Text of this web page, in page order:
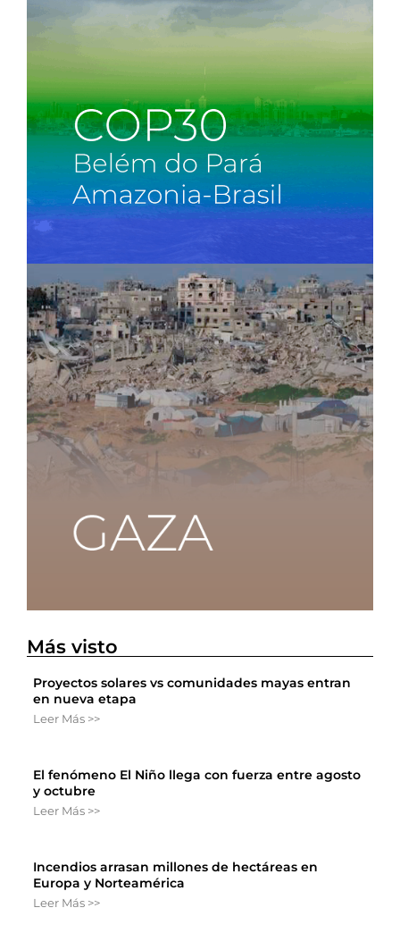
Más visto
Proyectos solares vs comunidades mayas entran
en nueva etapa
Leer Más >>
El fenómeno El Niño llega con fuerza entre agosto
y octubre
Leer Más >>
Incendios arrasan millones de hectáreas en
Europa y Norteamérica
Leer Más >>